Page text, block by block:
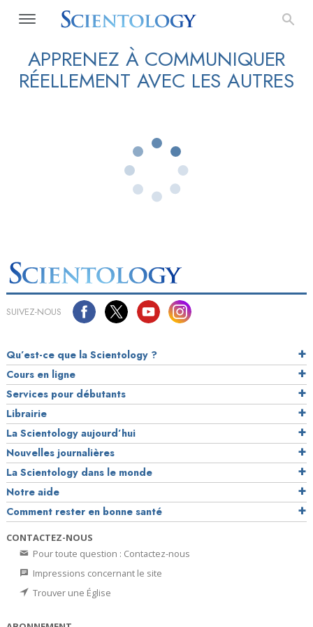
APPRENEZ À COMMUNIQUER
RÉELLEMENT AVEC LES AUTRES
SUIVEZ-NOUS
Qu’est-ce que la Scientology ?
Cours en ligne
Services pour débutants
Librairie
La Scientology aujourd’hui
Nouvelles journalières
La Scientology dans le monde
Notre aide
Comment rester en bonne santé
CONTACTEZ-NOUS
Pour toute question : Contactez-nous
Impressions concernant le site
Trouver une Église